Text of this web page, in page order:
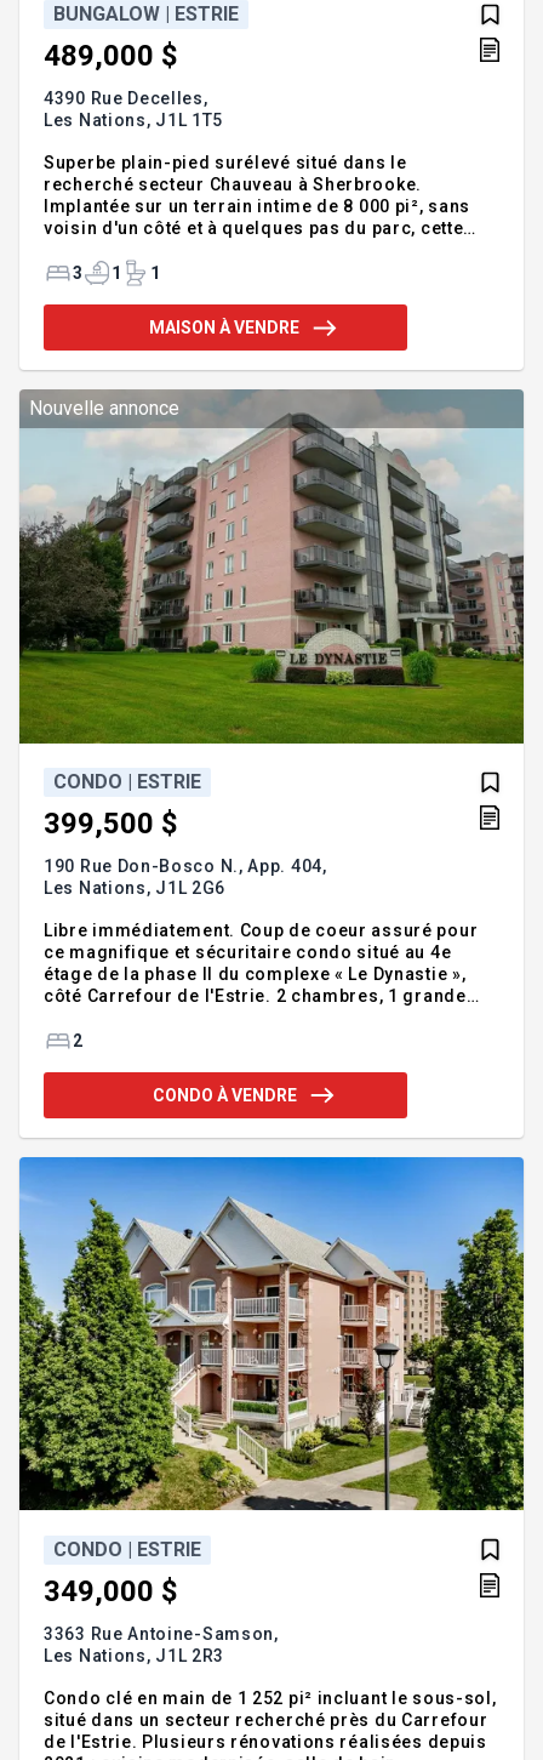
BUNGALOW | ESTRIE
489,000 $
4390 Rue Decelles,
Les Nations, J1L 1T5
Superbe plain-pied surélevé situé dans le
recherché secteur Chauveau à Sherbrooke.
Implantée sur un terrain intime de 8 000 pi², sans
voisin d'un côté et à quelques pas du parc, cette
son sous-sol entièrement aménagé et sa
pi orienté plein sud, pergola, haies de cèdres et
arbres matures. Thermopompe à 2 unités, borne de
soigneusement entretenue, prête à accueillir ses
nouveaux propriétaires! Addenda :
3 1 1
MAISON À VENDRE
Nouvelle annonce
CONDO | ESTRIE
399,500 $
190 Rue Don-Bosco N., App. 404,
Les Nations, J1L 2G6
Libre immédiatement. Coup de coeur assuré pour
ce magnifique et sécuritaire condo situé au 4e
étage de la phase II du complexe « Le Dynastie »,
côté Carrefour de l'Estrie. 2 chambres, 1 grande
d'ingénierie, 2 portes patio (salon et chambre à
garage, une remise intérieure et bien plus encore!
Addenda :Ce condo est équipé d'un foyer au gaz,
salle de bricolage, salle d'exercice, courts de tenn
2
CONDO À VENDRE
CONDO | ESTRIE
349,000 $
3363 Rue Antoine-Samson,
Les Nations, J1L 2R3
Condo clé en main de 1 252 pi² incluant le sous-sol,
situé dans un secteur recherché près du Carrefour
de l'Estrie. Plusieurs rénovations réalisées depuis